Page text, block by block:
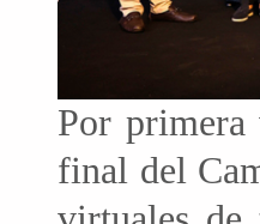
Por primera
final del